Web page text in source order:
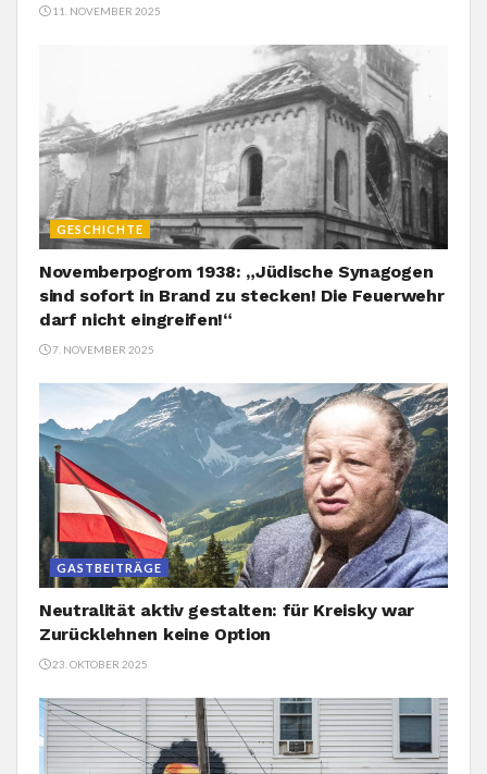
11. NOVEMBER 2025
GESCHICHTE
Novemberpogrom 1938: „Jüdische Synagogen
sind sofort in Brand zu stecken! Die Feuerwehr
darf nicht eingreifen!“
7. NOVEMBER 2025
GASTBEITRÄGE
Neutralität aktiv gestalten: für Kreisky war
Zurücklehnen keine Option
23. OKTOBER 2025